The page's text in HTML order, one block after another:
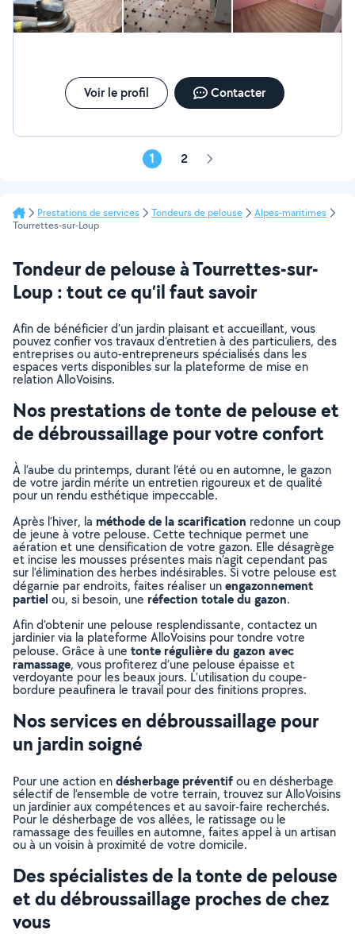
Voir le profil Contacter
1 2 Page
Prestations de services Tondeurs de pelouse
Alpes-maritimes
Tourrettes-sur-Loup
Tondeur de pelouse à Tourrettes-sur-
Loup : tout ce qu’il faut savoir
Afin de bénéficier d’un jardin plaisant et accueillant, vous
pouvez confier vos travaux d’entretien à des particuliers, des
entreprises ou auto-entrepreneurs spécialisés dans les
espaces verts disponibles sur la plateforme de mise en
relation AlloVoisins.
Nos prestations de tonte de pelouse et
de débroussaillage pour votre confort
À l’aube du printemps, durant l’été ou en automne, le gazon
de votre jardin mérite un entretien rigoureux et de qualité
pour un rendu esthétique impeccable.
Après l’hiver, la méthode de la scarification redonne un coup
de jeune à votre pelouse. Cette technique permet une
aération et une densification de votre gazon. Elle désagrège
et incise les mousses présentes mais n’agit cependant pas
sur l’élimination des herbes indésirables. Si votre pelouse est
dégarnie par endroits, faites réaliser unengazonnement
partiel ou, si besoin, une réfection totale du gazon.
Afin d’obtenir une pelouse resplendissante, contactez un
jardinier via la plateforme AlloVoisins pour tondre votre
pelouse. Grâce à une tonte régulière du gazon avec
ramassage, vous profiterez d’une pelouse épaisse et
verdoyante pour les beaux jours. L’utilisation du coupe-
bordure peaufinera le travail pour des finitions propres.
Nos services en débroussaillage pour
un jardin soigné
Pour une action endésherbage préventifou en désherbage
sélectif de l’ensemble de votre terrain, trouvez sur AlloVoisins
un jardinier aux compétences et au savoir-faire recherchés.
Pour le désherbage de vos allées, le ratissage ou le
ramassage des feuilles en automne, faites appel à un artisan
ou à un voisin à proximité de votre domicile.
Des spécialistes de la tonte de pelouse
et du débroussaillage proches de chez
vous